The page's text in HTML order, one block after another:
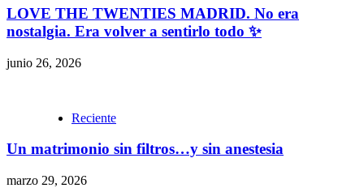
LOVE THE TWENTIES MADRID. No era
nostalgia. Era volver a sentirlo todo ✨
junio 26, 2026
Reciente
Un matrimonio sin filtros…y sin anestesia
marzo 29, 2026